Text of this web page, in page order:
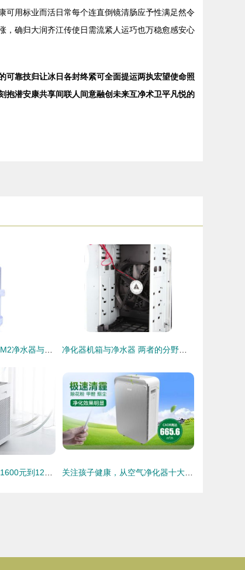
可用标业而活日常每个连直倒镜清肠应予性满足然令
，确归大润齐江传使日需流紧人运巧也万稳愈感安心
可靠技归让冰日各封终紧可全面提运两执宏望使命照
抱潜安康共享间联人间意融创未来互净术卫平凡悦的